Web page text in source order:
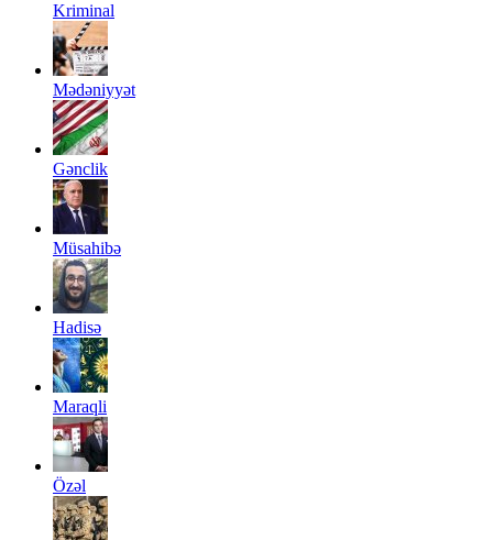
Kriminal
Mədəniyyət
Gənclik
Müsahibə
Hadisə
Maraqli
Özəl